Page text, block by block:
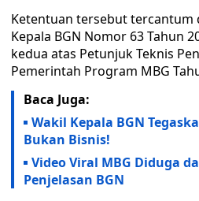
Ketentuan tersebut tercantum
Kepala BGN Nomor 63 Tahun
kedua atas Petunjuk Teknis
Pemerintah Program MBG
Baca Juga:
Wakil Kepala BGN
Bukan Bisnis!
Video Viral MBG Diduga
Penjelasan BGN